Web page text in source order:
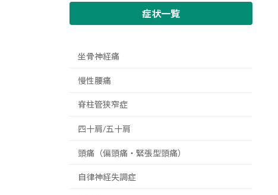
症状一覧
坐骨神経痛
慢性腰痛
脊柱管狭窄症
四十肩/五十肩
頭痛（偏頭痛・緊張型頭痛）
自律神経失調症